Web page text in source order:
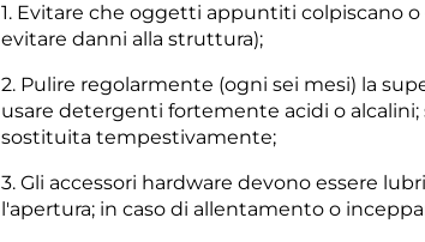
1. Evitare che oggetti appuntiti colpiscano
evitare danni alla struttura);
2. Pulire regolarmente (ogni sei mesi) la
usare detergenti fortemente acidi o
sostituita tempestivamente;
3. Gli accessori hardware devono essere
l'apertura; in caso di allentamento o